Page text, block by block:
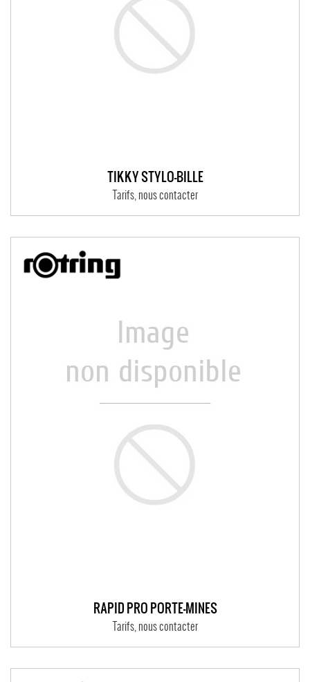
TIKKY STYLO-BILLE
Tarifs, nous contacter
RAPID PRO PORTE-MINES
Tarifs, nous contacter